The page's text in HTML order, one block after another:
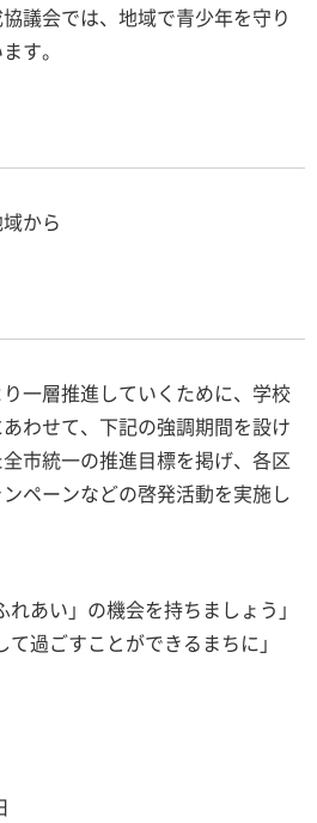
議会では、地域で青少年を守り
す。
から
一層推進していくために、学校
わせて、下記の強調期間を設け
市統一の推進目標を掲げ、各区
ペーンなどの啓発活動を実施し
れあい」の機会を持ちましょう」
て過ごすことができるまちに」